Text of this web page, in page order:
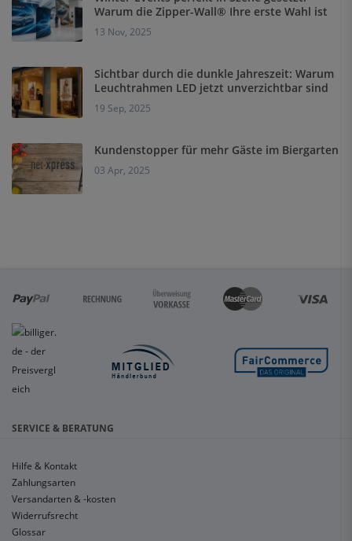
Warum die Zipper-Wall® Ihre erste Wahl ist
13 Nov, 2025
Sichtbar durch die dunkle Jahreszeit: Warum
Leuchtrahmen LED jetzt unverzichtbar sind
19 Sep, 2025
Kundenstopper für mehr Gäste im Biergarten
03 Apr, 2025
SERVICE & BERATUNG
Hilfe & Kontakt
Zahlungsarten
Versandarten & -kosten
Widerrufsrecht
Glossar